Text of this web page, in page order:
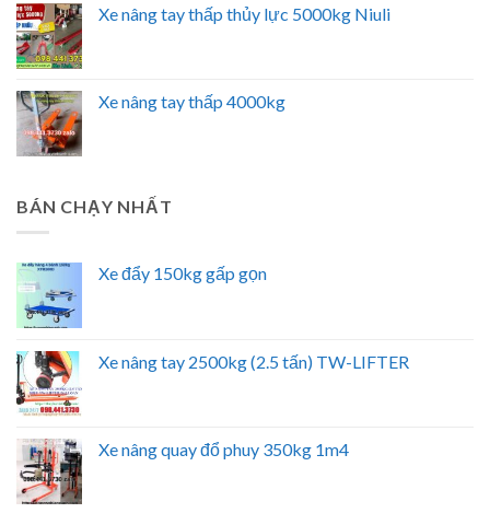
Xe nâng tay thấp thủy lực 5000kg Niuli
Xe nâng tay thấp 4000kg
BÁN CHẠY NHẤT
Xe đẩy 150kg gấp gọn
Xe nâng tay 2500kg (2.5 tấn) TW-LIFTER
Xe nâng quay đổ phuy 350kg 1m4